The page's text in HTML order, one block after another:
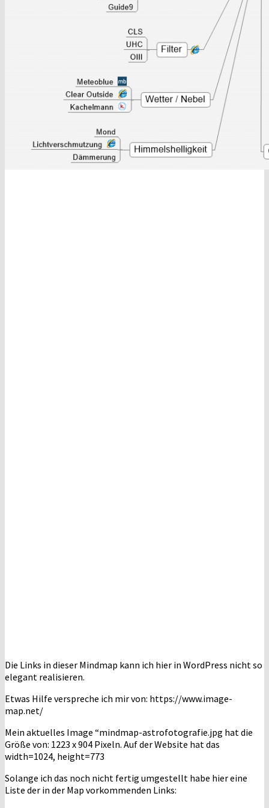
Die Links in dieser Mindmap kann ich hier in WordPress nicht so
elegant realisieren.
Etwas Hilfe verspreche ich mir von: https://www.image-
map.net/
Mein aktuelles Image “mindmap-astrofotografie.jpg hat die
Größe von: 1223 x 904 Pixeln. Auf der Website hat das
width=1024, height=773
Solange ich das noch nicht fertig umgestellt habe hier eine
Liste der in der Map vorkommenden Links: